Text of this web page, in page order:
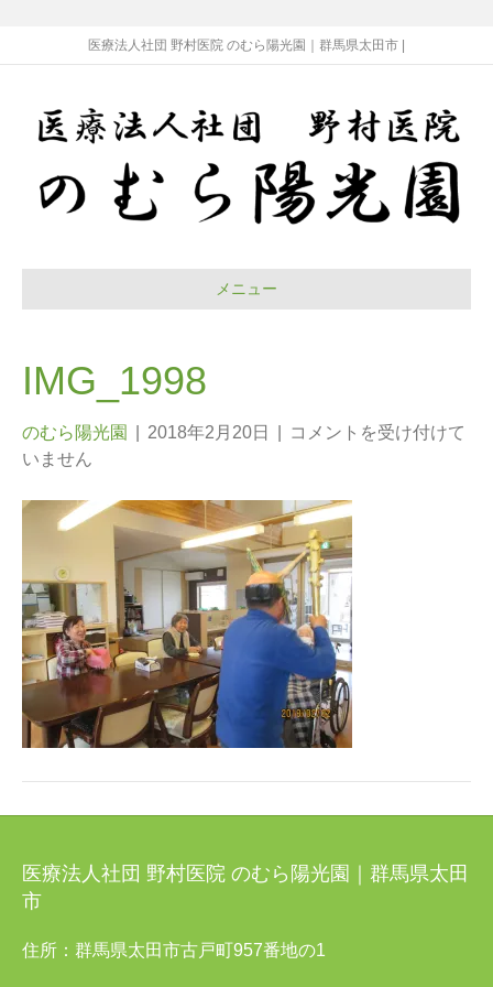
医療法人社団 野村医院 のむら陽光園｜群馬県太田市 |
メニュー
IMG_1998
のむら陽光園 2018年2月20日
コメントを受け付けて
いません
医療法人社団 野村医院 のむら陽光園｜群馬県太田
市
住所：群馬県太田市古戸町957番地の1